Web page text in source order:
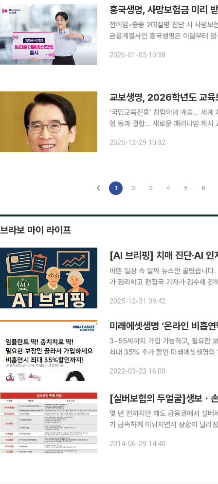
흥국생명, 사망보험금 미리
전이암•중증 2대질병 진단 시 사망보험
금융계열사인 흥국생명은 이달부터
2026-01-05 10:38
교보생명, 2026학년도 교
‘국민교육진흥’ 창립이념 계승… 세
험 등과 결합… 새로운 패러다임 제시 교보생명은 2026학년도 입학 시즌을 앞두고 이달부터 교육
금 등 교육비 지출 시기와 학자금 수
2025-12-29 10:32
1 2 3 4 5 6
브라보 마이 라이프
[AI 브리핑] 치매 진단·AI 인
바쁜 일상 속 알짜 뉴스만 골랐습니다
가 정리하고 편집국 기자가 검수해 전해드립니다. ◆치매 진단부터 AI 인
관하고 본격 운영에 들어갔다. 지하 2
2025-12-31 09:42
미래에셋생명 ‘온라인 비흡
3~55세까지 가입 가능하고, 필요한
최대 35% 추가 할인 미래에셋생명의
료형 3가지 보장 범위로 구성되어 고
2022-03-23 16:00
[실버보험의 두얼굴]생보ㆍ
몇 년 전까지만 해도 금융권에서 실
가 급속하게 이뤄지면서 상황이 달라
조2000억원을 기록하고 있다. 오는
2014-06-29 14:40